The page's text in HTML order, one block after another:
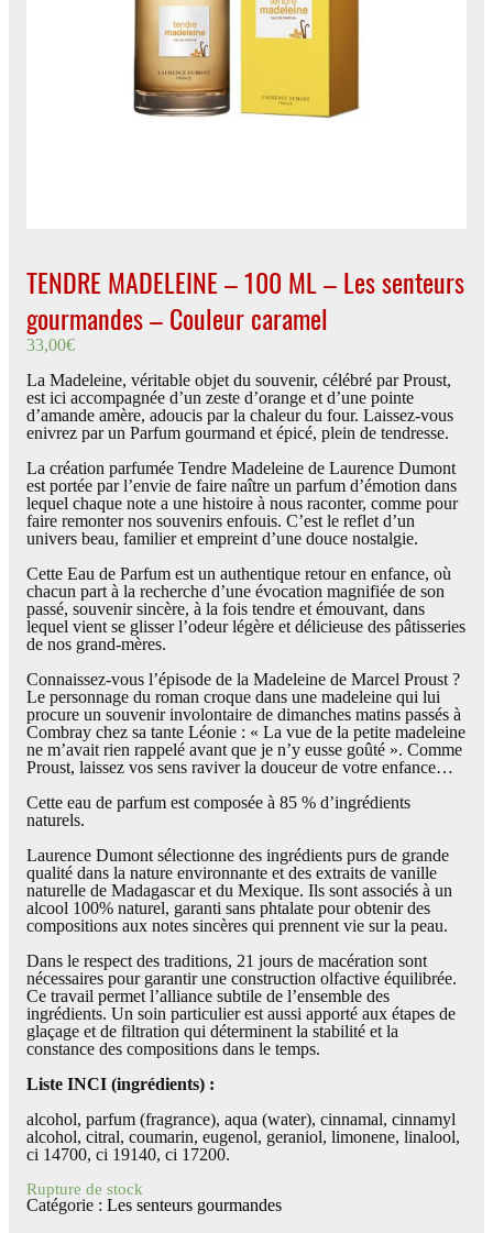
TENDRE MADELEINE – 100 ML – Les senteurs
gourmandes – Couleur caramel
33,00€
La Madeleine, véritable objet du souvenir, célébré par Proust,
est ici accompagnée d’un zeste d’orange et d’une pointe
d’amande amère, adoucis par la chaleur du four. Laissez-vous
enivrez par un Parfum gourmand et épicé, plein de tendresse.
La création parfumée Tendre Madeleine de Laurence Dumont
est portée par l’envie de faire naître un parfum d’émotion dans
lequel chaque note a une histoire à nous raconter, comme pour
faire remonter nos souvenirs enfouis. C’est le reflet d’un
univers beau, familier et empreint d’une douce nostalgie.
Cette Eau de Parfum est un authentique retour en enfance, où
chacun part à la recherche d’une évocation magnifiée de son
passé, souvenir sincère, à la fois tendre et émouvant, dans
lequel vient se glisser l’odeur légère et délicieuse des pâtisseries
de nos grand-mères.
Connaissez-vous l’épisode de la Madeleine de Marcel Proust ?
Le personnage du roman croque dans une madeleine qui lui
procure un souvenir involontaire de dimanches matins passés à
Combray chez sa tante Léonie : « La vue de la petite madeleine
ne m’avait rien rappelé avant que je n’y eusse goûté ». Comme
Proust, laissez vos sens raviver la douceur de votre enfance…
Cette eau de parfum est composée à 85 % d’ingrédients
naturels.
Laurence Dumont sélectionne des ingrédients purs de grande
qualité dans la nature environnante et des extraits de vanille
naturelle de Madagascar et du Mexique. Ils sont associés à un
alcool 100% naturel, garanti sans phtalate pour obtenir des
compositions aux notes sincères qui prennent vie sur la peau.
Dans le respect des traditions, 21 jours de macération sont
nécessaires pour garantir une construction olfactive équilibrée.
Ce travail permet l’alliance subtile de l’ensemble des
ingrédients. Un soin particulier est aussi apporté aux étapes de
glaçage et de filtration qui déterminent la stabilité et la
constance des compositions dans le temps.
Liste INCI (ingrédients) :
alcohol, parfum (fragrance), aqua (water), cinnamal, cinnamyl
alcohol, citral, coumarin, eugenol, geraniol, limonene, linalool,
ci 14700, ci 19140, ci 17200.
Rupture de stock
Catégorie : Les senteurs gourmandes